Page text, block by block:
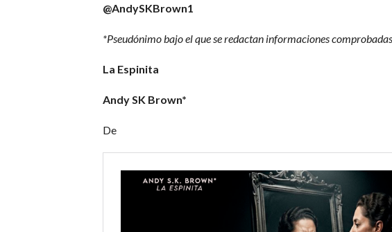
@AndySKBrown1
*Pseudónimo bajo el que se redactan informaciones
La Espinita
Andy SK Brown*
De